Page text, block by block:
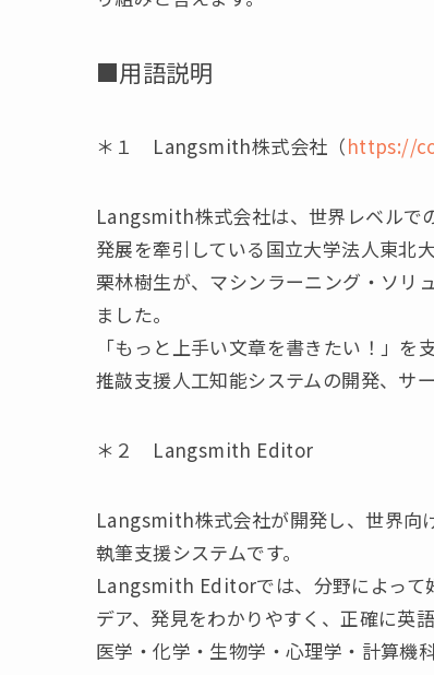
■用語説明
＊１ Langsmith株式会社（https://
Langsmith株式会社は、世界レベルで
発展を牽引している国立大学法人東北
栗林樹生が、マシンラーニング・ソリ
ました。
「もっと上手い文章を書きたい！」
推敲支援人工知能システムの開発、サ
＊２ Langsmith Editor
Langsmith株式会社が開発し、世界向
執筆支援システムです。
Langsmith Editorでは、分野によって
デア、発見をわかりやすく、正確に英
医学・化学・生物学・心理学・計算機